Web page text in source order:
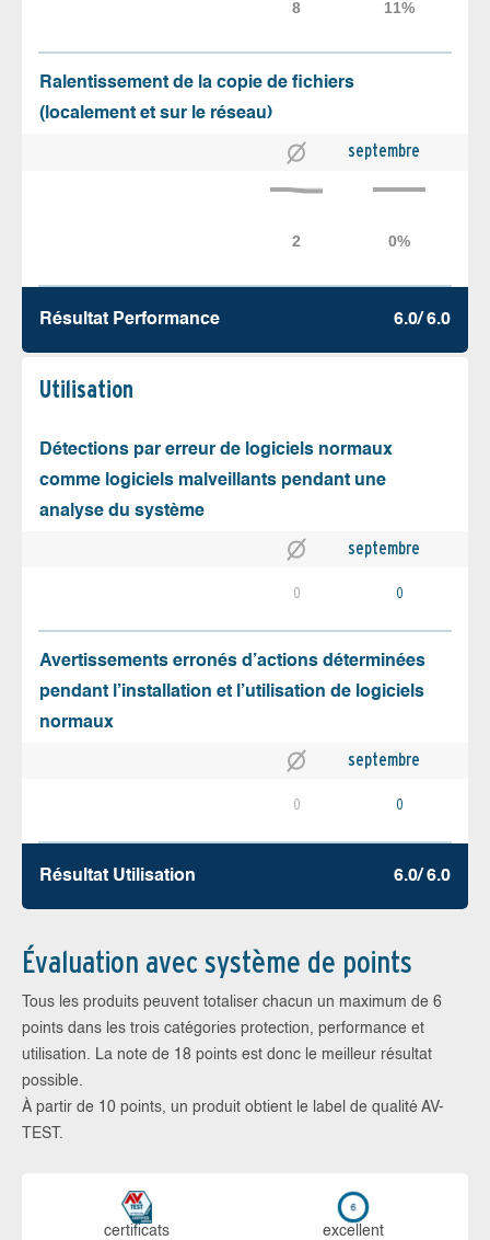
Ralentissement de la copie de fichiers
(localement et sur le réseau)
septembre
Résultat Performance 6.0/ 6.0
Utilisation
Détections par erreur de logiciels normaux
comme logiciels malveillants pendant une
analyse du système
septembre
0 0
Avertissements erronés d’actions déterminées
pendant l’installation et l’utilisation de logiciels
normaux
septembre
0 0
Résultat Utilisation 6.0/ 6.0
Évaluation avec système de points
Tous les produits peuvent totaliser chacun un maximum de 6
points dans les trois catégories protection, performance et
utilisation. La note de 18 points est donc le meilleur résultat
possible.
À partir de 10 points, un produit obtient le label de qualité AV-
TEST.
certi­ficats ex­cellent